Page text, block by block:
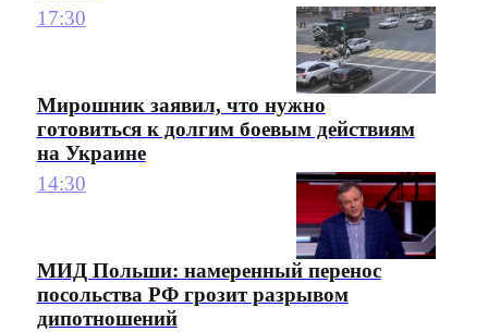
17:30
Мирошник заявил, что нужно
готовиться к долгим боевым действиям
на Украине
14:30
МИД Польши: намеренный перенос
посольства РФ грозит разрывом
дипотношений